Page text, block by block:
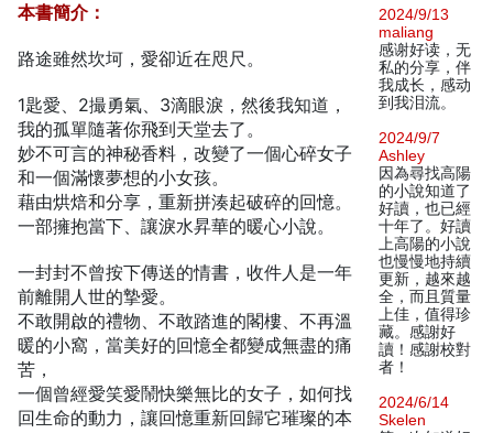
本書簡介：
路途雖然坎坷，愛卻近在咫尺。
1匙愛、2撮勇氣、3滴眼淚，然後我知道，
我的孤單隨著你飛到天堂去了。
妙不可言的神秘香料，改變了一個心碎女子
和一個滿懷夢想的小女孩。
藉由烘焙和分享，重新拼湊起破碎的回憶。
一部擁抱當下、讓淚水昇華的暖心小說。
一封封不曾按下傳送的情書，收件人是一年
前離開人世的摯愛。
不敢開啟的禮物、不敢踏進的閣樓、不再溫
暖的小窩，當美好的回憶全都變成無盡的痛
苦，
一個曾經愛笑愛鬧快樂無比的女子，如何找
回生命的動力，讓回憶重新回歸它璀璨的本
2024/9/13
maliang
感谢好读，无
私的分享，伴
我成长，感动
到我泪流。
2024/9/7
Ashley
因為尋找高陽
的小說知道了
好讀，也已經
十年了。好讀
上高陽的小說
也慢慢地持續
更新，越來越
全，而且質量
上佳，值得珍
藏。感謝好
讀！感謝校對
者！
2024/6/14
Skelen